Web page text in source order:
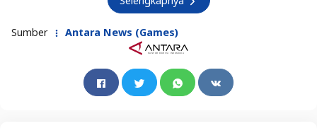
Sumber Antara News (Games)